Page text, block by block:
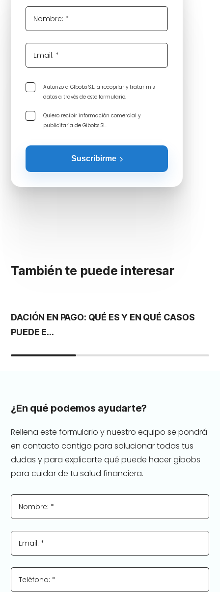
Nombre: *
Email: *
Autorizo a GIbobs S.L. a recopilar y tratar mis
datos a través de este formulario.
Quiero recibir información comercial y
publicitaria de Gibobs SL.
Suscribirme
También te puede interesar
DACIÓN EN PAGO: QUÉ ES Y EN QUÉ CASOS
PUEDE E...
¿En qué podemos ayudarte?
Rellena este formulario y nuestro equipo se pondrá
en contacto contigo para solucionar todas tus
dudas y para explicarte qué puede hacer gibobs
para cuidar de tu salud financiera.
Nombre: *
Email: *
Teléfono: *